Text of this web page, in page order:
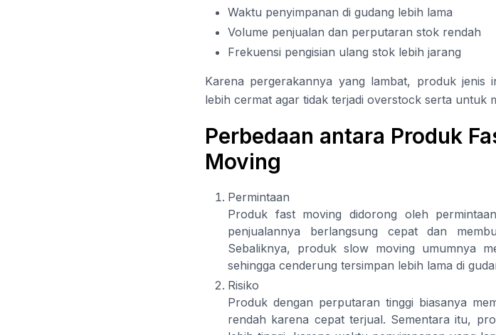
Waktu penyimpanan di gudang lebih lama
Volume penjualan dan perputaran stok rendah
Frekuensi pengisian ulang stok lebih jarang
Karena pergerakannya yang lambat, produk jenis
lebih cermat agar tidak terjadi overstock serta untuk
Perbedaan antara Produk
Moving
Permintaan
Produk fast moving didorong oleh
penjualannya berlangsung cepat dan
Sebaliknya, produk slow moving umumnya
sehingga cenderung tersimpan lebih lama di
Risiko
Produk dengan perputaran tinggi biasanya
rendah karena cepat terjual. Sementara itu,